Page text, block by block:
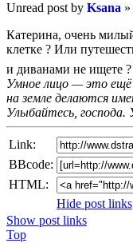
Unread post by Ksana »
Катерина, очень
клетке ? Или
и диванами не ищете ?
Умное лицо — это ещё
на земле делаются
Улыбайтесь, господа.
Link:
BBcode:
HTML:
Hide post links
Show post links
Top